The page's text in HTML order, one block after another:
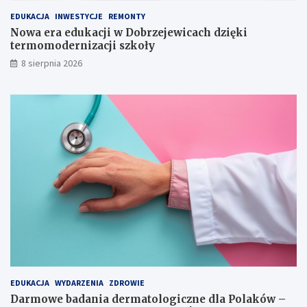
d
z
i
n
EDUKACJA INWESTYCJE REMONTY
Nowa era edukacji w Dobrzejewicach dzięki
termomodernizacji szkoły
8 sierpnia 2026
EDUKACJA WYDARZENIA ZDROWIE
Darmowe badania dermatologiczne dla Polaków –